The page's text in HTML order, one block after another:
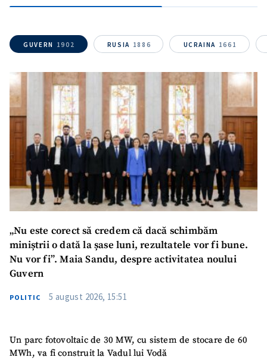
SUSȚINE
GUVERN 1902 RUSIA 1886 UCRAINA 1661
„Nu este corect să credem că dacă schimbăm
miniștrii o dată la șase luni, rezultatele vor fi bune.
Nu vor fi”. Maia Sandu, despre activitatea noului
Guvern
POLITIC 5 august 2026, 15:51
Un parc fotovoltaic de 30 MW, cu sistem de stocare de 60
MWh, va fi construit la Vadul lui Vodă